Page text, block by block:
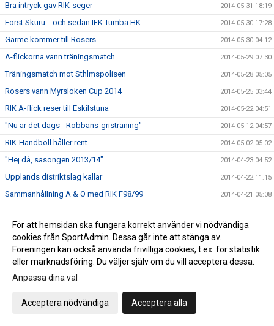
Bra intryck gav RIK-seger 2014-05-31 18:19
Först Skuru... och sedan IFK Tumba HK 2014-05-30 17:28
Garme kommer till Rosers 2014-05-30 04:12
A-flickorna vann träningsmatch 2014-05-29 07:30
Träningsmatch mot Sthlmspolisen 2014-05-28 05:05
Rosers vann Myrsloken Cup 2014 2014-05-25 03:44
RIK A-flick reser till Eskilstuna 2014-05-22 04:51
"Nu är det dags - Robbans-gristräning" 2014-05-12 04:57
RIK-Handboll håller rent 2014-05-02 05:02
"Hej då, säsongen 2013/14" 2014-04-23 04:52
Upplands distriktslag kallar 2014-04-22 11:15
Sammanhållning A & O med RIK F98/99 2014-04-21 05:08
Glad påsk önskar Rosersbergs IK handboll 2014-04-17 05:08
Thorleifsdottir 3-målskytt i All Star Team 2014-04-15 18:20
Kristin uttagen till All Star Team - rikslägret 2014-04-15 04:09
Lärorika riksläger dagar i Katrineholm
Grattis, Linnea - bra tävling
För att hemsidan ska fungera korrekt använder vi nödvändiga
cookies från SportAdmin. Dessa går inte att stänga av.
Föreningen kan också använda frivilliga cookies, t.ex. för statistik
eller marknadsföring. Du väljer själv om du vill acceptera dessa.
Anpassa dina val
Acceptera nödvändiga Acceptera alla